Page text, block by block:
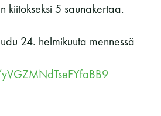
kiitokseksi 5 saunakertaa.
24. helmikuuta mennessä